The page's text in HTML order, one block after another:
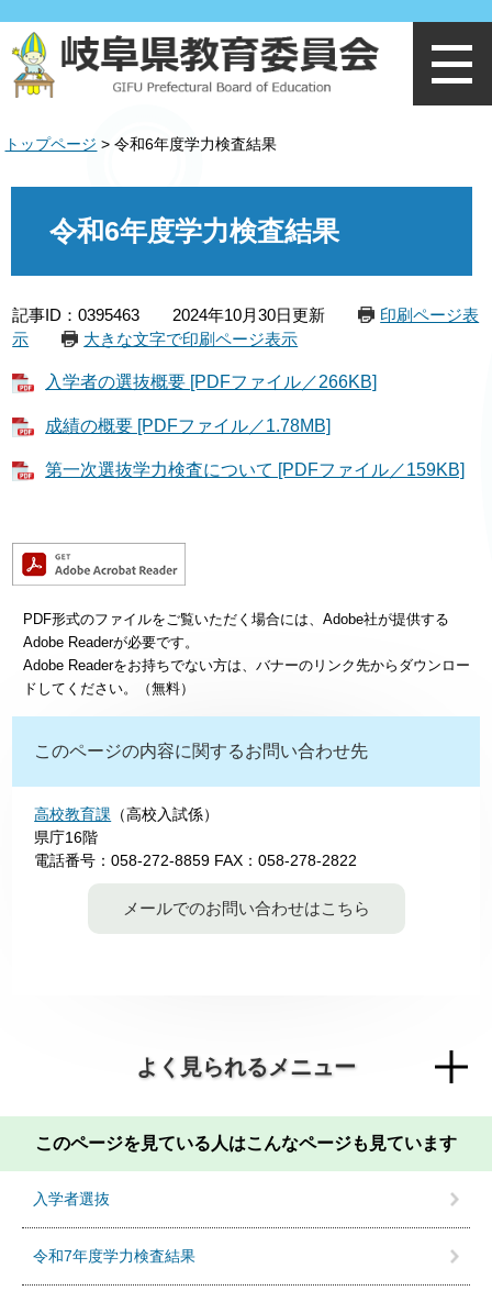
ジ
の
で
ュ
ー
ばトップページ >令和6年度学力検査結果
令和6年度学力検査結果
記事ID：0395463 2024年10月30日更新
印刷ページ表
示
大きな文字で印刷ページ表示
入学者の選抜概要 [PDFファイル／266KB]
成績の概要 [PDFファイル／1.78MB]
第一次選抜学力検査について [PDFファイル／159KB]
PDF形式のファイルをご覧いただく場合には、Adobe社が提供する
Adobe Readerが必要です。
Adobe Readerをお持ちでない方は、バナーのリンク先からダウンロー
ドしてください。（無料）
このページの内容に関するお問い合わせ先
高校教育課 （高校入試係）
県庁16階
電話番号：058-272-8859 FAX：058-278-2822
メールでのお問い合わせはこちら
よく見られるメニュー
このページを見ている人はこんなページも見ています
入学者選抜
令和7年度学力検査結果